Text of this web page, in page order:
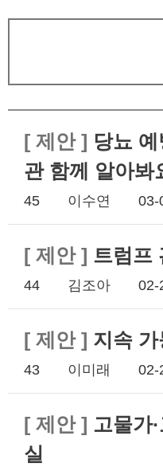
[ 제안] 당뇨
관 함께 알아봐
45 이수연 03-
[ 제안] 트럼프
44 김조아 02-
[ 제안] 지속
43 이미래 02-
[ 제안] 고물가
실